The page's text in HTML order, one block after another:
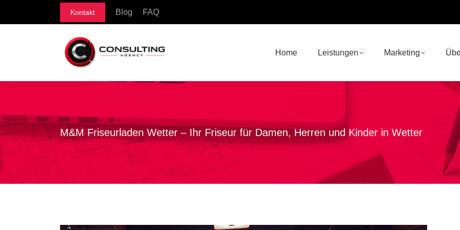
Kontakt Blog FAQ
Home Leistungen Marketing
M&M Friseurladen Wetter – Ihr Friseur für Damen, Herren und Kinder in Wetter